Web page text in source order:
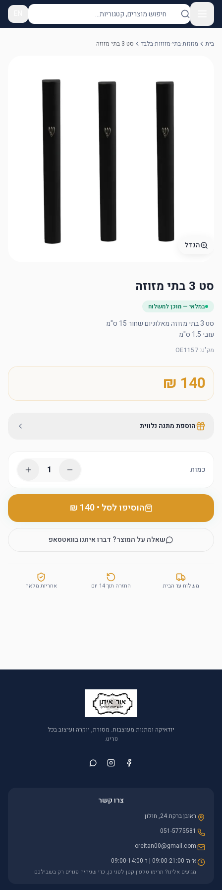
בית מזוזות-בתי-מזוזות-בלבד סט 3 בתי מזוזה
הגדל
סט 3 בתי מזוזה
במלאי — מוכן למשלוח
עובי 1.5 ס"מ
מק"ט:
OE1157
הוספת מתנה נלווית
כמות 1
הוסיפו לסל •
‏140 ₪
שאלה על המוצר? דברו איתנו בוואטסאפ
משלוח עד הבית החזרה תוך 14 יום אחריות מלאה
יודאיקה ומתנות מעוצבות. מסורת, יוקרה ועיצוב בכל
פריט.
צרו קשר
ראובן ברקת 24, חולון
051-5775581
oreitan00@gmail.com
א׳-ה׳ 09:00-21:00 | ו׳ 09:00-14:00
מגיעים אלינו? תרימו טלפון קטן לפני כן, כדי שניהיה פנויים רק בשבילכם